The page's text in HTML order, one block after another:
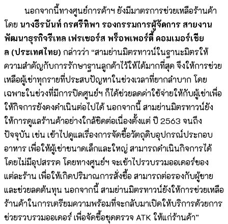
นอกจากนี้ทางศูนย์การค้าฯ ยังมีมาตรการช่วยเหลือร้านค้า
โดย นางธีรนันท์ กรศรีทิพา รองกรรมการผู้จัดการ สายงาน
พัฒนาธุรกิจรีเทล เฟรเซอร์ส พร็อพเพอร์ตี้ คอมเมอร์เชีย
ล (ประเทศไทย) กล่าวว่า “สามย่านมิตรทาวน์ในฐานะมิตรให้
ความสำคัญกับการรักษาฐานลูกค้าไว้ให้ได้มากที่สุด จึงให้การช่วย
เหลือผู้เช่าทุกรายที่ประสบปัญหาในช่วงเวลาที่ยากลำบาก โดย
เฉพาะในช่วงที่มีการปิดศูนย์ฯ ก็ได้ช่วยลดค่าใช้จ่ายให้กับผู้เช่าเพื่อ
ให้กิจการยังคงดำเนินต่อไปได้ นอกจากนี้ สามย่านมิตรทาวน์ยัง
ให้การดูแลร้านค้าอย่างใกล้ชิดต่อเนื่องตั้งแต่ ปี 2563 จนถึง
ปัจจุบัน เช่น เข้าไปดูแลเรื่องการจัดซื้อวัตถุดิบอุปกรณ์ประกอบ
อาหาร เพื่อให้ผู้เช่าขนาดเล็กและใหญ่ สามารถดำเนินกิจการได้
โดยไม่มีอุปสรรค โดยทางศูนย์ฯ จะเข้าไปรวบรวมออเดอร์ของ
แต่ละร้าน เพื่อให้เกิดปริมาณการสั่งซื้อ สามารถต่อรองกับผู้ขาย
และช่วยลดต้นทุน นอกจากนี้ สามย่านมิตรทาวน์ยังให้การช่วยเหลือ
ร้านค้าในการเตรียมความพร้อมที่จะกลับมาเปิดให้บริการด้วยการ
ช่วยรวบรวมออเดอร์ เพื่อจัดซื้อชุดตรวจ ATK ให้แก่ร้านค้า”